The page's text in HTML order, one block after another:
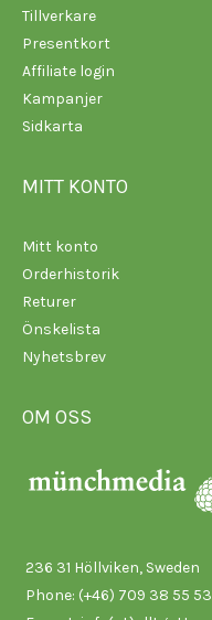
Tillverkare
Presentkort
Affiliate login
Kampanjer
Sidkarta
MITT KONTO
Mitt konto
Orderhistorik
Returer
Önskelista
Nyhetsbrev
OM OSS
236 31 Höllviken, Sweden
Phone: (+46) 709 38 55 53